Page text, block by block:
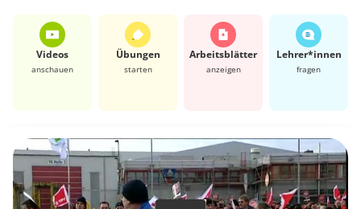
Videos
anschauen
Übungen
starten
Arbeits­blätter
anzeigen
Lehrer*​innen
fragen